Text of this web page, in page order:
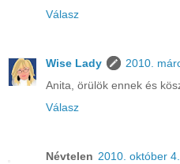
Válasz
Wise Lady
2010.
Anita, örülök ennek és
Válasz
Névtelen 2010. október